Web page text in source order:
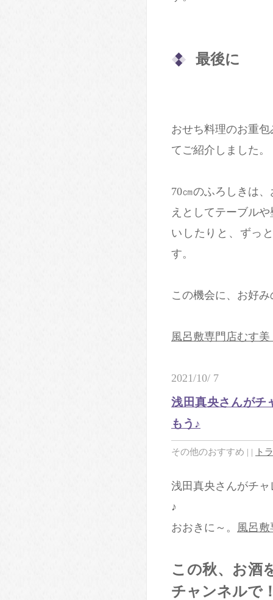
最後に
おせち料理のお重
てご紹介しました。
70㎝のふろしきは
えとしてテーブル
いしたりと、ずっ
す。
この機会に、お好
風呂敷専門店むす
2021/10/ 7
浅田真央さんがチ
もう♪
その他のおすすめ | | ト
浅田真央さんがチ
♪
おおきに～。 風呂
この秋、お酒
チャンネルで